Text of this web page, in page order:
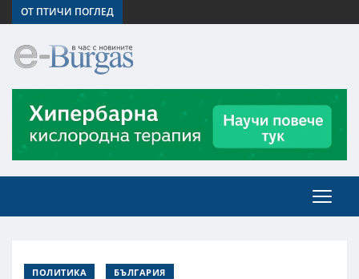
ОТ ПТИЧИ ПОГЛЕД
ПОЛИТИКА БЪЛГАРИЯ